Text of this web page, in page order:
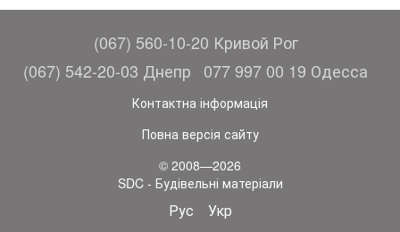
(067) 560-10-20 Кривой Рог
(067) 542-20-03 Днепр
077 997 00 19 Одесса
Контактна інформація
Повна версія сайту
© 2008—2026
SDC - Будівельні матеріали
Рус Укр